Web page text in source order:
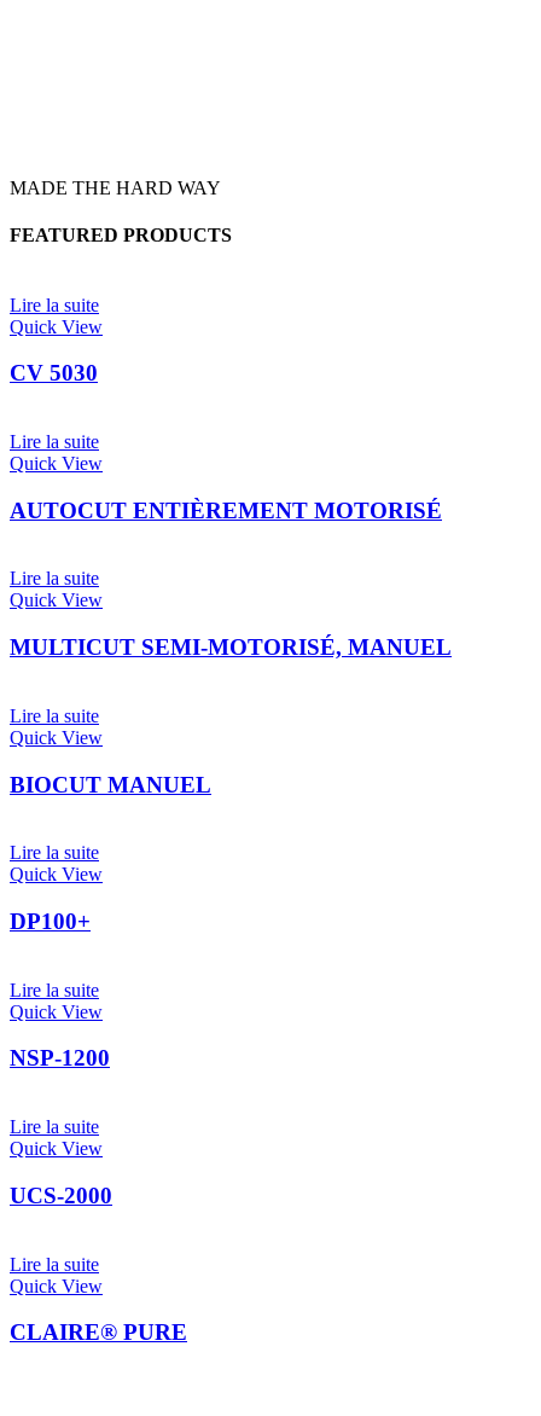
MADE THE HARD WAY
FEATURED PRODUCTS
Lire la suite
Quick View
CV 5030
Lire la suite
Quick View
AUTOCUT ENTIÈREMENT MOTORISÉ
Lire la suite
Quick View
MULTICUT SEMI-MOTORISÉ, MANUEL
Lire la suite
Quick View
BIOCUT MANUEL
Lire la suite
Quick View
DP100+
Lire la suite
Quick View
NSP-1200
Lire la suite
Quick View
UCS-2000
Lire la suite
Quick View
CLAIRE® PURE